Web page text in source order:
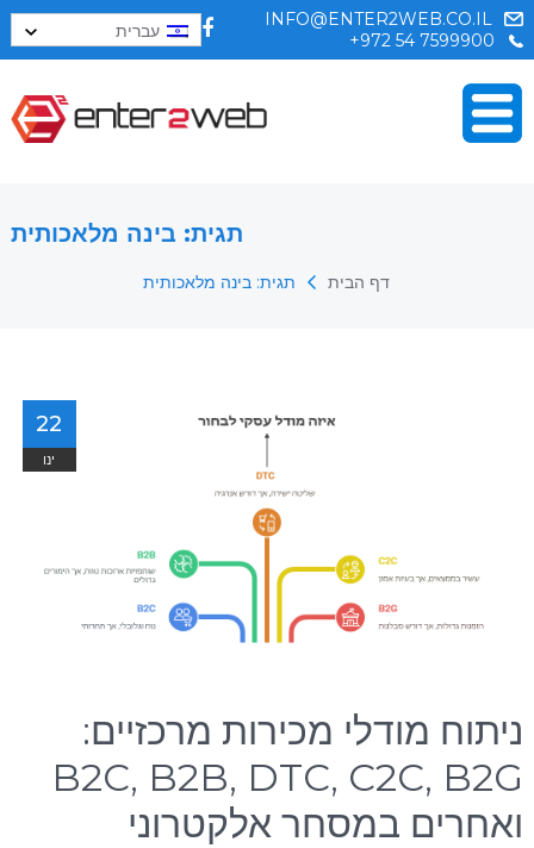
INFO@ENTER2WEB.CO.IL
+972 54 7599900
עברית
תגית: בינה מלאכותית
דף הבית תגית: בינה מלאכותית
22
ינו
ניתוח מודלי מכירות מרכזיים:
B2C, B2B, DTC, C2C, B2G
ואחרים במסחר אלקטרוני